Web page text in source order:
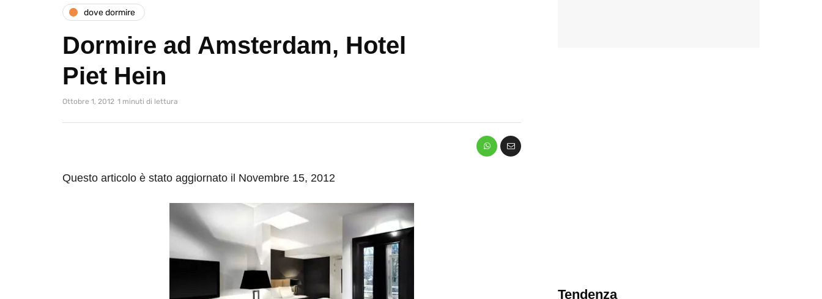
dove dormire
Dormire ad Amsterdam, Hotel
Piet Hein
Ottobre 1, 2012 1 minuti di lettura
Questo articolo è stato aggiornato il Novembre 15, 2012
Tendenza